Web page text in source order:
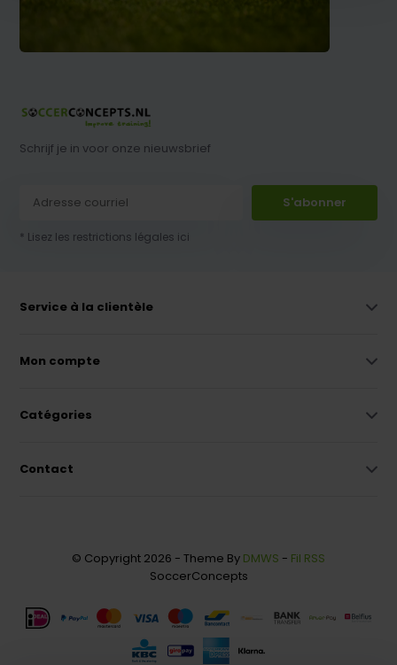
Schrijf je in voor onze nieuwsbrief
S'abonner
* Lisez les restrictions légales ici
Service à la clientèle
Mon compte
Catégories
Contact
© Copyright 2026 - Theme By DMWS - Fil RSS
SoccerConcepts